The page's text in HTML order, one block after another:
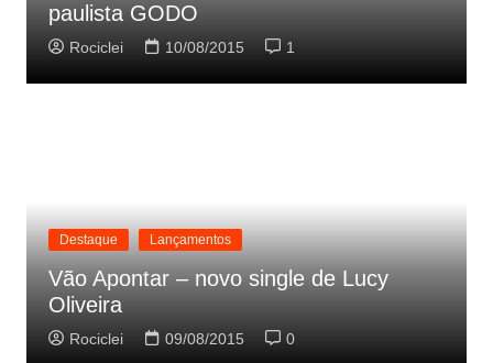
paulista GODO
Rociclei 10/08/2015 1
Destaque Lançamentos
Vão Apontar – novo single de Lucy
Oliveira
Rociclei 09/08/2015 0